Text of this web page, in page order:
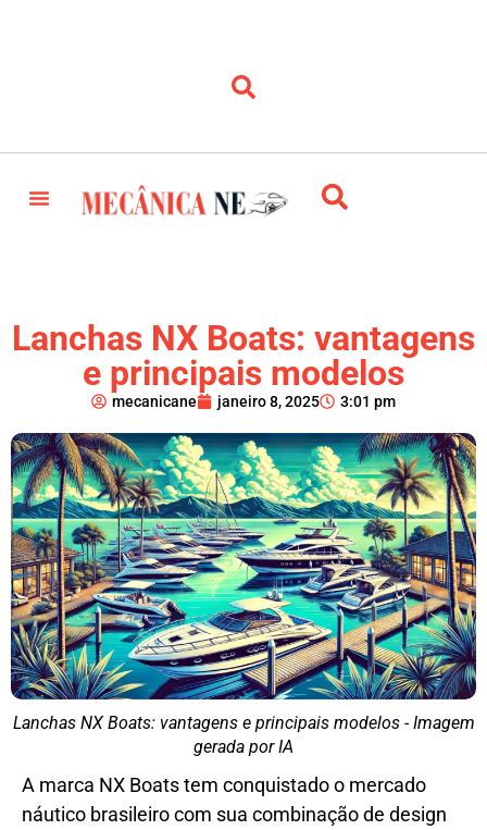
Lanchas NX Boats: vantagens
e principais modelos
mecanicane janeiro 8, 2025 3:01 pm
Lanchas NX Boats: vantagens e principais modelos - Imagem
gerada por IA
A marca NX Boats tem conquistado o mercado
náutico brasileiro com sua combinação de design